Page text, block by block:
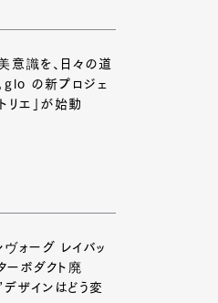
意識を、日々の道
glo の新プロジェ
リエ」が始動
ォーグ レイバッ
ーボダクト廃
デザインはどう変